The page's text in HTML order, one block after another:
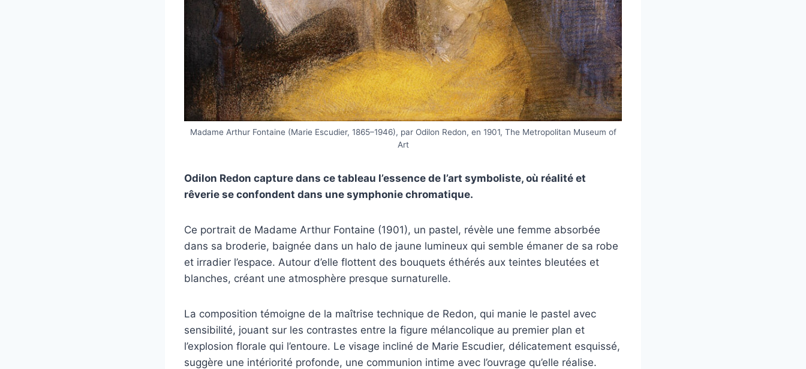
Madame Arthur Fontaine (Marie Escudier, 1865–1946), par Odilon Redon, en 1901, The Metropolitan Museum of
Art
Odilon Redon capture dans ce tableau l’essence de l’art symboliste, où réalité et
rêverie se confondent dans une symphonie chromatique.
Ce portrait de Madame Arthur Fontaine (1901), un pastel, révèle une femme absorbée
dans sa broderie, baignée dans un halo de jaune lumineux qui semble émaner de sa robe
et irradier l’espace. Autour d’elle flottent des bouquets éthérés aux teintes bleutées et
blanches, créant une atmosphère presque surnaturelle.
La composition témoigne de la maîtrise technique de Redon, qui manie le pastel avec
sensibilité, jouant sur les contrastes entre la figure mélancolique au premier plan et
l’explosion florale qui l’entoure. Le visage incliné de Marie Escudier, délicatement esquissé,
suggère une intériorité profonde, une communion intime avec l’ouvrage qu’elle réalise.